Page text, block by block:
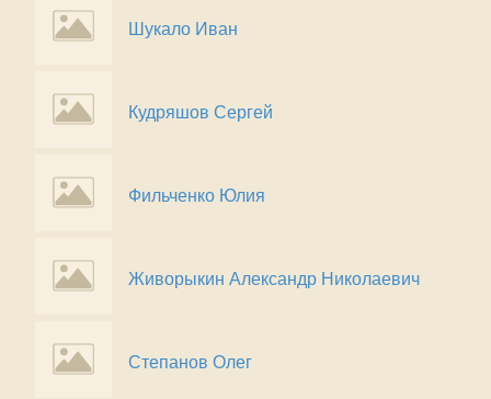
Шукало Иван
Кудряшов Сергей
Фильченко Юлия
Живорыкин Александр Николаевич
Степанов Олег